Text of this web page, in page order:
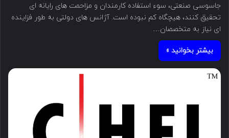
جاسوسی صنعتی، سوء استفاده کارمندان و مزاحمت های رایانه ای
تحقیق کنند، هیچگاه کم نبوده است. آژانس های دولتی به طور فزاینده
ای نیاز به متخصصان…
بیشتر بخوانید »